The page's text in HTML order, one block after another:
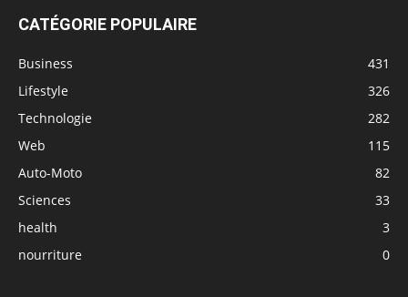
CATÉGORIE POPULAIRE
Business
431
Lifestyle
326
Technologie
282
Web
115
Auto-Moto
82
Sciences
33
health
3
nourriture
0